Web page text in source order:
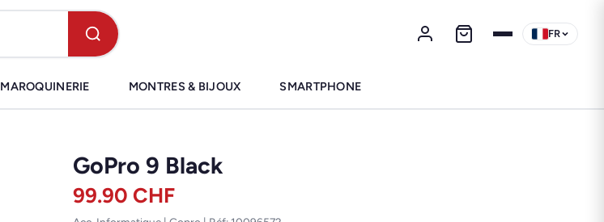
FR
MAROQUINERIE MONTRES & BIJOUX SMARTPHONE
GoPro 9 Black
99.90 CHF